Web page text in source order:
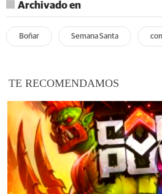
Archivado en
Boñar Semana Santa
TE RECOMENDAMOS